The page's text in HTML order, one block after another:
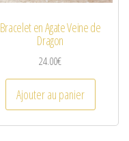
Bracelet en Agate Veine de
Dragon
24.00€
Ajouter au panier